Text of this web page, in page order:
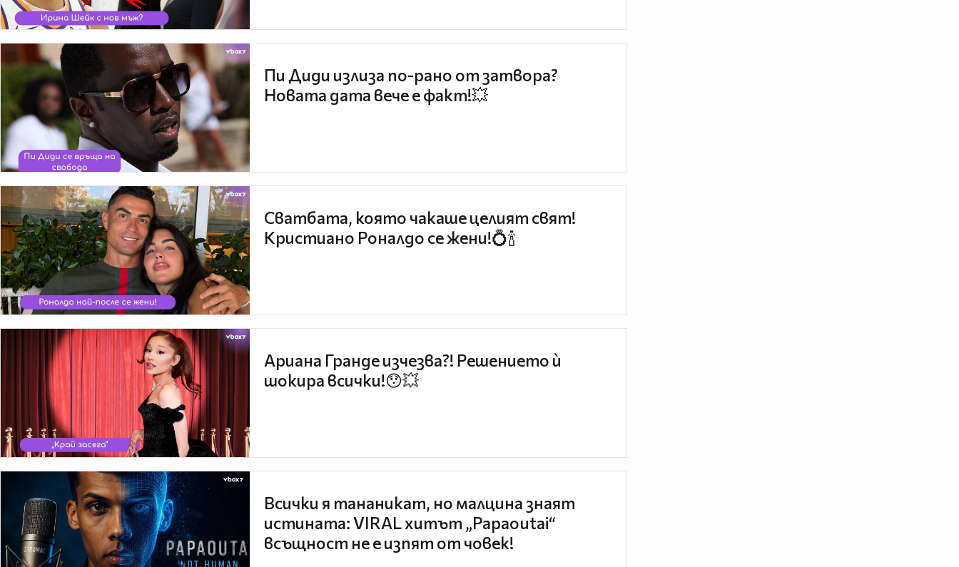
Пи Диди излиза по-рано от затвора?
Новата дата вече е факт!💥
Сватбата, която чакаше целият свят!
Кристиано Роналдо се жени!💍🍾
Ариана Гранде изчезва?! Решението ѝ
шокира всички!😯💥
Всички я тананикат, но малцина знаят
истината: VIRAL хитът „Papaoutai“
всъщност не е изпят от човек!